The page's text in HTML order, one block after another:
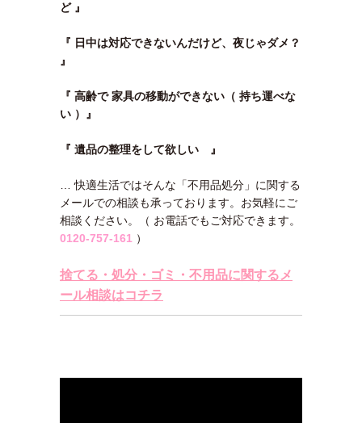
ど 』
『 日中は対応できないんだけど、夜じゃダメ？
』
『 高齢で 家具の移動ができない（ 持ち運べな
い ）』
『 遺品の整理をして欲しい 』
… 快適生活ではそんな「不用品処分」に関する
メールでの相談も承っております。お気軽にご
相談ください。（ お電話でもご対応できます。
0120-757-161 ）
捨てる・処分・ゴミ・不用品に関するメ
ール相談はコチラ